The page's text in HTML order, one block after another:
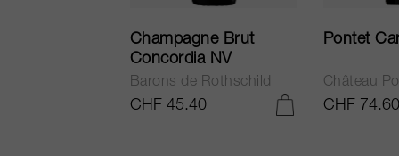
Champagne Brut
Concordia NV
Barons de Rothschild
CHF 45.40
Pontet
Château
CHF 74.60